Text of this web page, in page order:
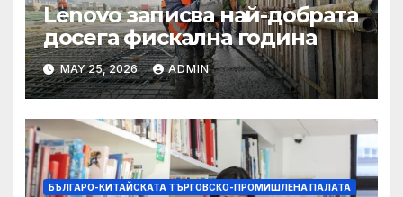
Lenovo записва най-добрата
досега фискална година
MAY 25, 2026 ADMIN
БЪЛГАРО-КИТАЙСКАТА ТЪРГОВСКО-ПРОМИШЛЕНА ПАЛАТА